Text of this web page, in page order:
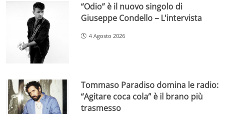
“Odio” è il nuovo singolo di
Giuseppe Condello – L’intervista
4 Agosto 2026
Tommaso Paradiso domina le radio:
“Agitare coca cola” è il brano più
trasmesso